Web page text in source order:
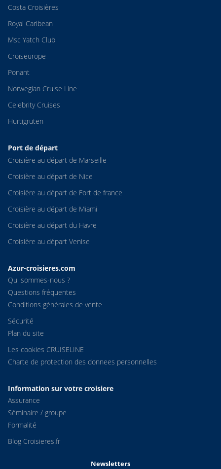
Costa Croisières
Royal Caribean
Msc Yatch Club
Croiseurope
Ponant
Norwegian Cruise Line
Celebrity Cruises
Hurtigruten
Port de départ
Croisière au départ de Marseille
Croisière au départ de Nice
Croisière au départ de Fort de france
Croisière au départ de Miami
Croisière au départ du Havre
Croisière au départ Venise
Azur-croisieres.com
Qui sommes-nous ?
Questions fréquentes
Conditions générales de vente
Sécurité
Plan du site
Les cookies CRUISELINE
Charte de protection des donnees personnelles
Information sur votre croisiere
Assurance
Séminaire / groupe
Formalité
Blog Croisieres.fr
Newsletters